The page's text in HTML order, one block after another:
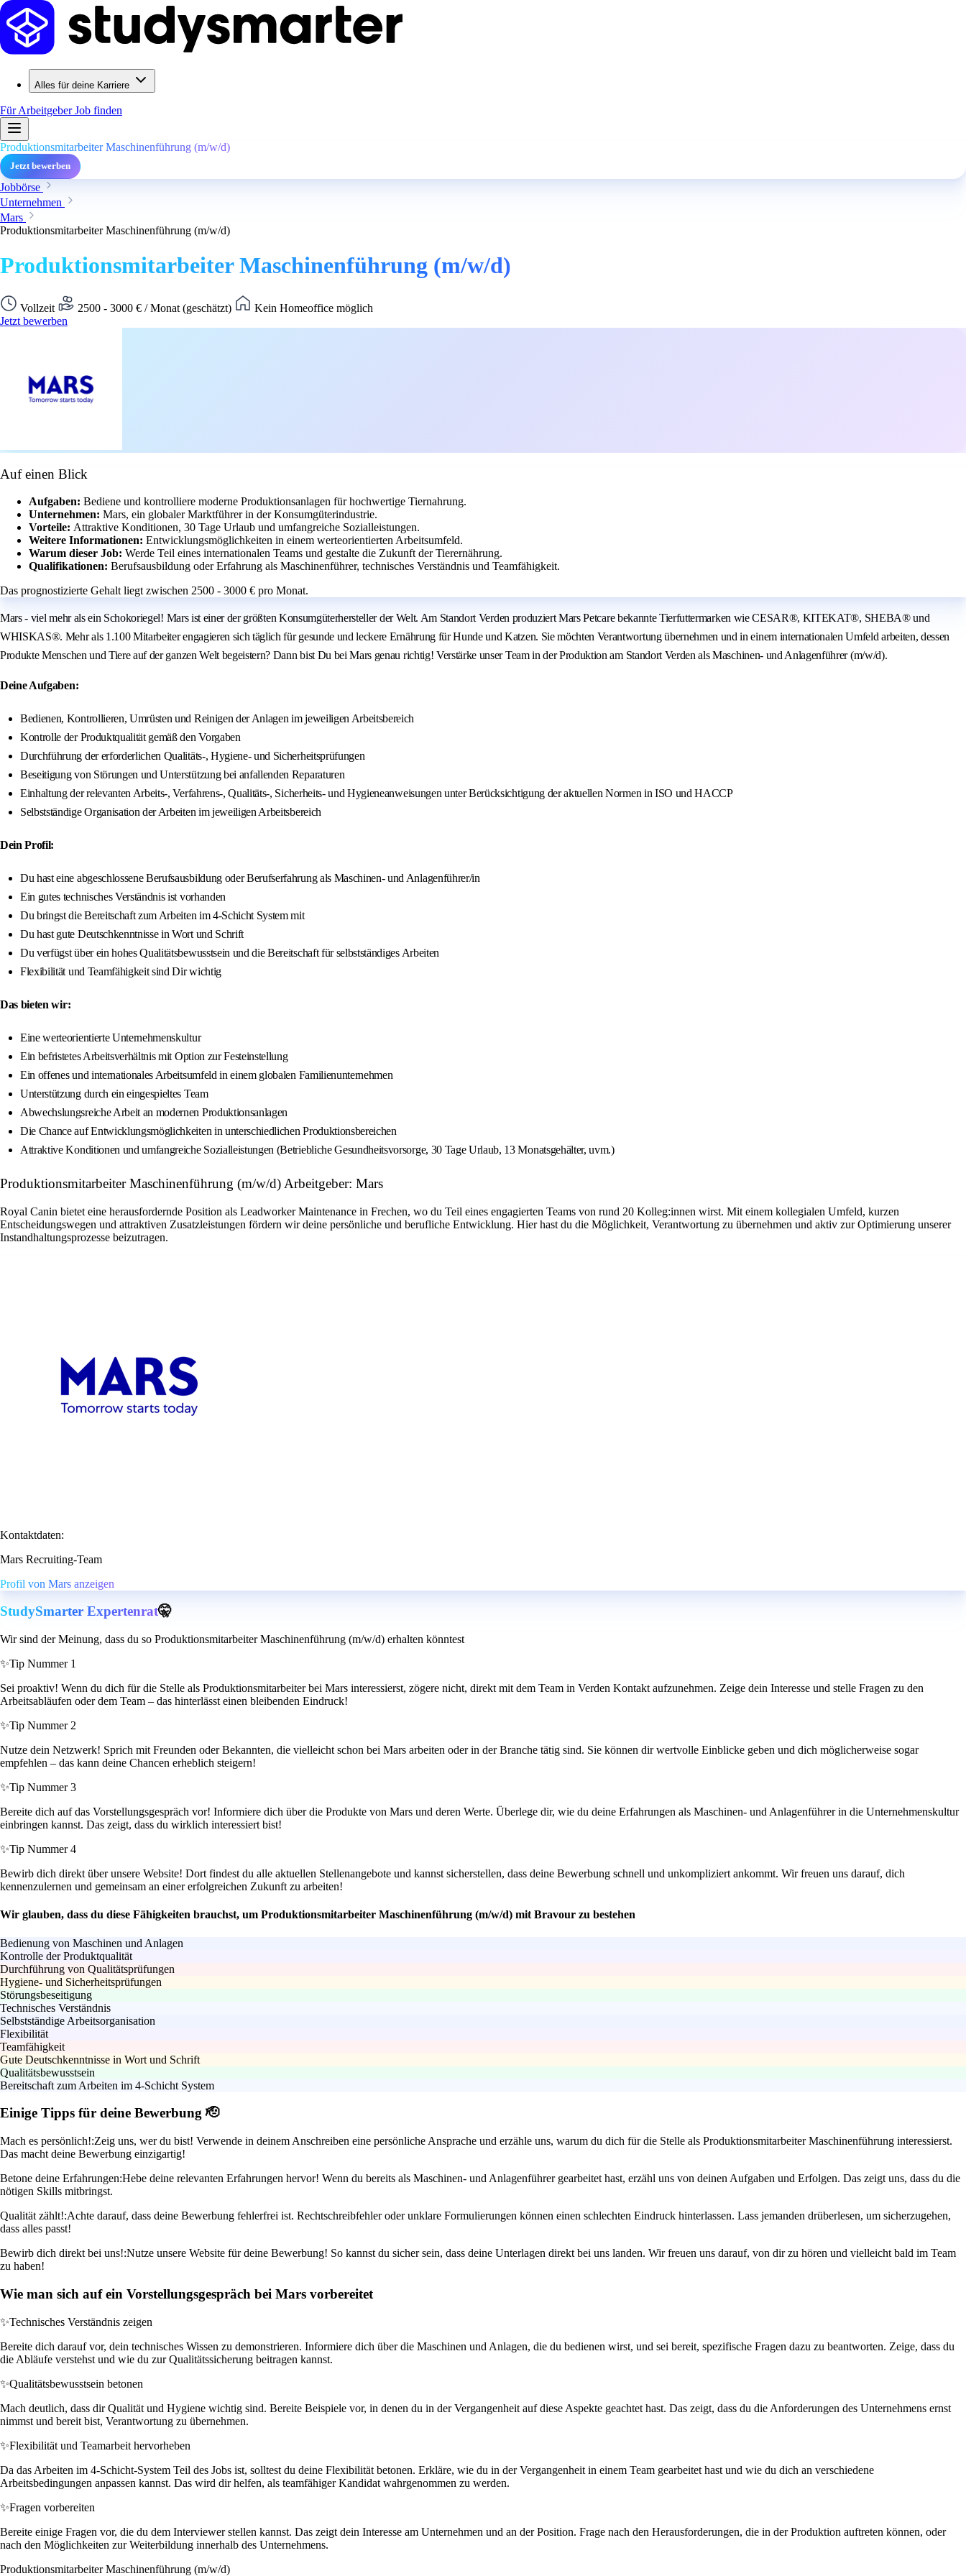
Alles für deine Karriere
Für ArbeitgeberJob finden
Produktionsmitarbeiter Maschinenführung (m/w/d)
Jetzt bewerben
Jobbörse
Unternehmen
Mars
Produktionsmitarbeiter Maschinenführung (m/w/d)
Produktionsmitarbeiter Maschinenführung (m/w/d)
Vollzeit 2500 - 3000 € / Monat (geschätzt)
Kein Homeoffice möglich
Jetzt bewerben
Auf einen Blick
Aufgaben: Bediene und kontrolliere moderne Produktionsanlagen für hochwertige Tiernahrung.
Unternehmen: Mars, ein globaler Marktführer in der Konsumgüterindustrie.
Vorteile: Attraktive Konditionen, 30 Tage Urlaub und umfangreiche Sozialleistungen.
Weitere Informationen: Entwicklungsmöglichkeiten in einem werteorientierten Arbeitsumfeld.
Warum dieser Job: Werde Teil eines internationalen Teams und gestalte die Zukunft der Tierernährung.
Qualifikationen: Berufsausbildung oder Erfahrung als Maschinenführer, technisches Verständnis und Teamfähigkeit.
Das prognostizierte Gehalt liegt zwischen 2500 - 3000 € pro Monat.
Mars - viel mehr als ein Schokoriegel! Mars ist einer der größten Konsumgüterhersteller der Welt. Am Standort Verden produziert Mars Petcare bekannte Tierfuttermarken wie CESAR®, KITEKAT®, SHEBA® und
WHISKAS®. Mehr als 1.100 Mitarbeiter engagieren sich täglich für gesunde und leckere Ernährung für Hunde und Katzen. Sie möchten Verantwortung übernehmen und in einem internationalen Umfeld arbeiten, dessen
Produkte Menschen und Tiere auf der ganzen Welt begeistern? Dann bist Du bei Mars genau richtig! Verstärke unser Team in der Produktion am Standort Verden als Maschinen- und Anlagenführer (m/w/d).
Deine Aufgaben:
Bedienen, Kontrollieren, Umrüsten und Reinigen der Anlagen im jeweiligen Arbeitsbereich
Kontrolle der Produktqualität gemäß den Vorgaben
Durchführung der erforderlichen Qualitäts-, Hygiene- und Sicherheitsprüfungen
Beseitigung von Störungen und Unterstützung bei anfallenden Reparaturen
Einhaltung der relevanten Arbeits-, Verfahrens-, Qualitäts-, Sicherheits- und Hygieneanweisungen unter Berücksichtigung der aktuellen Normen in ISO und HACCP
Selbstständige Organisation der Arbeiten im jeweiligen Arbeitsbereich
Dein Profil:
Du hast eine abgeschlossene Berufsausbildung oder Berufserfahrung als Maschinen- und Anlagenführer/in
Ein gutes technisches Verständnis ist vorhanden
Du bringst die Bereitschaft zum Arbeiten im 4-Schicht System mit
Du hast gute Deutschkenntnisse in Wort und Schrift
Du verfügst über ein hohes Qualitätsbewusstsein und die Bereitschaft für selbstständiges Arbeiten
Flexibilität und Teamfähigkeit sind Dir wichtig
Das bieten wir:
Eine werteorientierte Unternehmenskultur
Ein befristetes Arbeitsverhältnis mit Option zur Festeinstellung
Ein offenes und internationales Arbeitsumfeld in einem globalen Familienunternehmen
Unterstützung durch ein eingespieltes Team
Abwechslungsreiche Arbeit an modernen Produktionsanlagen
Die Chance auf Entwicklungsmöglichkeiten in unterschiedlichen Produktionsbereichen
Attraktive Konditionen und umfangreiche Sozialleistungen (Betriebliche Gesundheitsvorsorge, 30 Tage Urlaub, 13 Monatsgehälter, uvm.)
Produktionsmitarbeiter Maschinenführung (m/w/d) Arbeitgeber: Mars
Royal Canin bietet eine herausfordernde Position als Leadworker Maintenance in Frechen, wo du Teil eines engagierten Teams von rund 20 Kolleg:innen wirst. Mit einem kollegialen Umfeld, kurzen
Entscheidungswegen und attraktiven Zusatzleistungen fördern wir deine persönliche und berufliche Entwicklung. Hier hast du die Möglichkeit, Verantwortung zu übernehmen und aktiv zur Optimierung unserer
Instandhaltungsprozesse beizutragen.
Kontaktdaten:
Mars Recruiting-Team
Profil von Mars anzeigen
StudySmarter Expertenrat🤫
Wir sind der Meinung, dass du so Produktionsmitarbeiter Maschinenführung (m/w/d) erhalten könntest
✨Tip Nummer 1
Sei proaktiv! Wenn du dich für die Stelle als Produktionsmitarbeiter bei Mars interessierst, zögere nicht, direkt mit dem Team in Verden Kontakt aufzunehmen. Zeige dein Interesse und stelle Fragen zu den
Arbeitsabläufen oder dem Team – das hinterlässt einen bleibenden Eindruck!
✨Tip Nummer 2
Nutze dein Netzwerk! Sprich mit Freunden oder Bekannten, die vielleicht schon bei Mars arbeiten oder in der Branche tätig sind. Sie können dir wertvolle Einblicke geben und dich möglicherweise sogar
empfehlen – das kann deine Chancen erheblich steigern!
✨Tip Nummer 3
Bereite dich auf das Vorstellungsgespräch vor! Informiere dich über die Produkte von Mars und deren Werte. Überlege dir, wie du deine Erfahrungen als Maschinen- und Anlagenführer in die Unternehmenskultur
einbringen kannst. Das zeigt, dass du wirklich interessiert bist!
✨Tip Nummer 4
Bewirb dich direkt über unsere Website! Dort findest du alle aktuellen Stellenangebote und kannst sicherstellen, dass deine Bewerbung schnell und unkompliziert ankommt. Wir freuen uns darauf, dich
kennenzulernen und gemeinsam an einer erfolgreichen Zukunft zu arbeiten!
Wir glauben, dass du diese Fähigkeiten brauchst, um Produktionsmitarbeiter Maschinenführung (m/w/d) mit Bravour zu bestehen
Bedienung von Maschinen und Anlagen
Kontrolle der Produktqualität
Durchführung von Qualitätsprüfungen
Hygiene- und Sicherheitsprüfungen
Störungsbeseitigung
Technisches Verständnis
Selbstständige Arbeitsorganisation
Flexibilität
Teamfähigkeit
Gute Deutschkenntnisse in Wort und Schrift
Qualitätsbewusstsein
Bereitschaft zum Arbeiten im 4-Schicht System
Einige Tipps für deine Bewerbung 🫡
Mach es persönlich!:Zeig uns, wer du bist! Verwende in deinem Anschreiben eine persönliche Ansprache und erzähle uns, warum du dich für die Stelle als Produktionsmitarbeiter Maschinenführung interessierst.
Das macht deine Bewerbung einzigartig!
Betone deine Erfahrungen:Hebe deine relevanten Erfahrungen hervor! Wenn du bereits als Maschinen- und Anlagenführer gearbeitet hast, erzähl uns von deinen Aufgaben und Erfolgen. Das zeigt uns, dass du die
nötigen Skills mitbringst.
Qualität zählt!:Achte darauf, dass deine Bewerbung fehlerfrei ist. Rechtschreibfehler oder unklare Formulierungen können einen schlechten Eindruck hinterlassen. Lass jemanden drüberlesen, um sicherzugehen,
dass alles passt!
Bewirb dich direkt bei uns!:Nutze unsere Website für deine Bewerbung! So kannst du sicher sein, dass deine Unterlagen direkt bei uns landen. Wir freuen uns darauf, von dir zu hören und vielleicht bald im Team
zu haben!
Wie man sich auf ein Vorstellungsgespräch bei Mars vorbereitet
✨Technisches Verständnis zeigen
Bereite dich darauf vor, dein technisches Wissen zu demonstrieren. Informiere dich über die Maschinen und Anlagen, die du bedienen wirst, und sei bereit, spezifische Fragen dazu zu beantworten. Zeige, dass du
die Abläufe verstehst und wie du zur Qualitätssicherung beitragen kannst.
✨Qualitätsbewusstsein betonen
Mach deutlich, dass dir Qualität und Hygiene wichtig sind. Bereite Beispiele vor, in denen du in der Vergangenheit auf diese Aspekte geachtet hast. Das zeigt, dass du die Anforderungen des Unternehmens ernst
nimmst und bereit bist, Verantwortung zu übernehmen.
✨Flexibilität und Teamarbeit hervorheben
Da das Arbeiten im 4-Schicht-System Teil des Jobs ist, solltest du deine Flexibilität betonen. Erkläre, wie du in der Vergangenheit in einem Team gearbeitet hast und wie du dich an verschiedene
Arbeitsbedingungen anpassen kannst. Das wird dir helfen, als teamfähiger Kandidat wahrgenommen zu werden.
✨Fragen vorbereiten
Bereite einige Fragen vor, die du dem Interviewer stellen kannst. Das zeigt dein Interesse am Unternehmen und an der Position. Frage nach den Herausforderungen, die in der Produktion auftreten können, oder
nach den Möglichkeiten zur Weiterbildung innerhalb des Unternehmens.
Produktionsmitarbeiter Maschinenführung (m/w/d)